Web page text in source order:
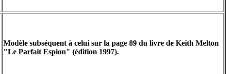
Modèle subséquent à celui sur la page 89 du livre de Keith Melton
"Le Parfait Espion" (édition 1997).